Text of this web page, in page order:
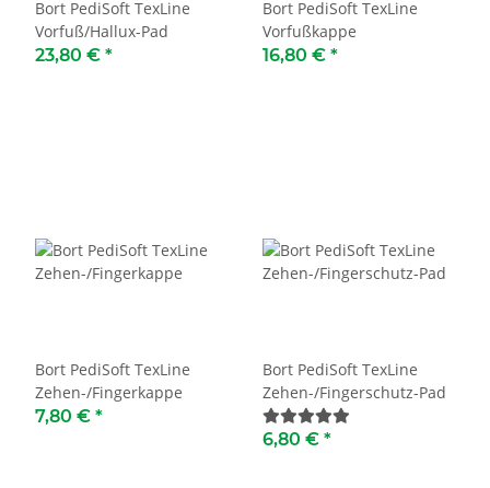
Bort PediSoft TexLine
Vorfuß/Hallux-Pad
23,80 € *
Bort PediSoft TexLine
Vorfußkappe
16,80 € *
Bort PediSoft TexLine
Zehen-/Fingerkappe
7,80 € *
Bort PediSoft TexLine
Zehen-/Fingerschutz-Pad
6,80 € *